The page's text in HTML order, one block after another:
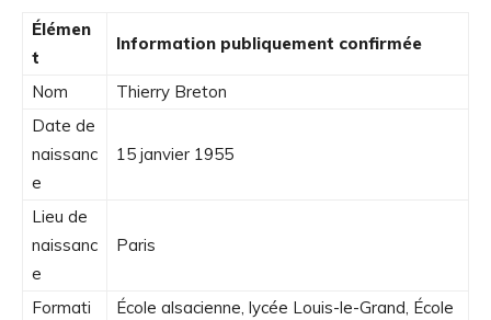
Élémen
t
Information publiquement confirmée
Nom
Thierry Breton
Date de
naissanc
e
15 janvier 1955
Lieu de
naissanc
e
Paris
Formati
École alsacienne, lycée Louis-le-Grand, École